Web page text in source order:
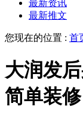
最新资讯
最新推文
您现在的位置 : 首
大润发
简单装修